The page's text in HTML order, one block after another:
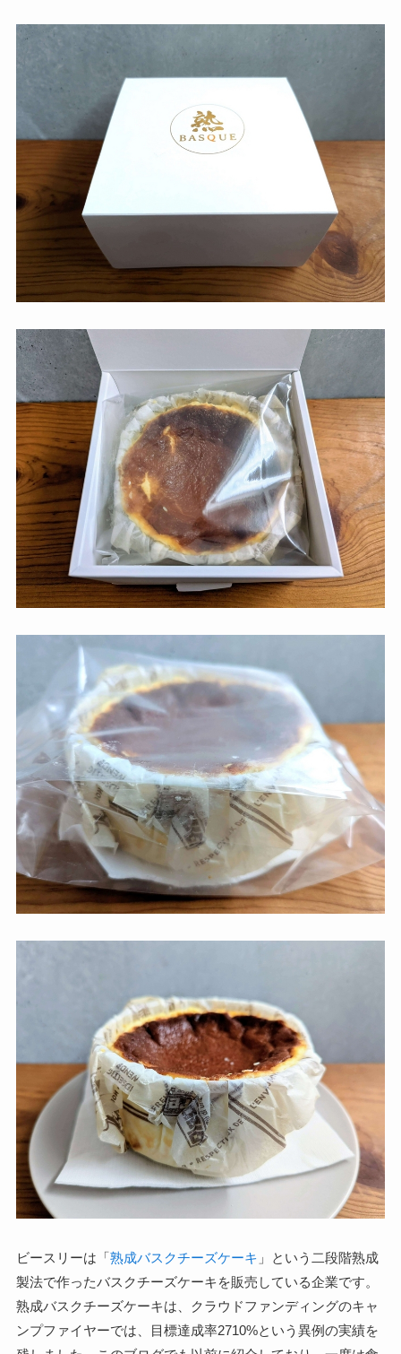
ビースリーは「熟成バスクチーズケーキ 」という二段階熟成
製法で作ったバスクチーズケーキを販売している企業です。
熟成バスクチーズケーキは、クラウドファンディングのキャ
ンプファイヤーでは、目標達成率2710%という異例の実績を